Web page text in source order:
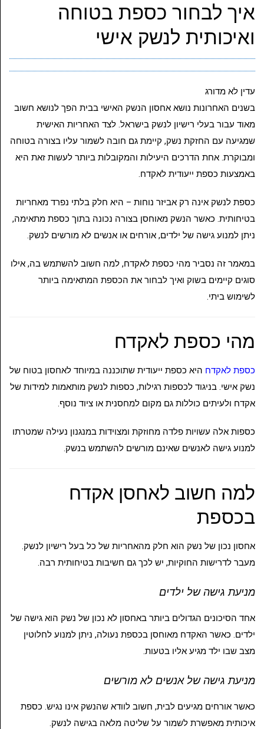
איך לבחור כספת בטוחה
ואיכותית לנשק אישי
עדין לא מדורג
בשנים האחרונות נושא אחסון הנשק האישי בבית הפך לנושא חשוב
מאוד עבור בעלי רישיון לנשק בישראל. לצד האחריות האישית
שמגיעה עם החזקת נשק, קיימת גם חובה לשמור עליו בצורה בטוחה
ומבוקרת. אחת הדרכים היעילות והמקובלות ביותר לעשות זאת היא
באמצעות כספת ייעודית לאקדח.
כספת לנשק אינה רק אביזר נוחות – היא חלק בלתי נפרד מאחריות
בטיחותית. כאשר הנשק מאוחסן בצורה נכונה בתוך כספת מתאימה,
ניתן למנוע גישה של ילדים, אורחים או אנשים לא מורשים לנשק.
במאמר זה נסביר מהי כספת לאקדח, למה חשוב להשתמש בה, אילו
סוגים קיימים בשוק ואיך לבחור את הכספת המתאימה ביותר
לשימוש ביתי.
מהי כספת לאקדח
כספת לאקדח היא כספת ייעודית שתוכננה במיוחד לאחסון בטוח של
נשק אישי. בניגוד לכספות רגילות, כספות לנשק מותאמות למידות של
אקדח ולעיתים כוללות גם מקום למחסנית או ציוד נוסף.
כספות אלה עשויות פלדה מחוזקת ומצוידות במנגנון נעילה שמטרתו
למנוע גישה לאנשים שאינם מורשים להשתמש בנשק.
למה חשוב לאחסן אקדח
בכספת
אחסון נכון של נשק הוא חלק מהאחריות של כל בעל רישיון לנשק.
מעבר לדרישות החוקיות, יש לכך גם חשיבות בטיחותית רבה.
מניעת גישה של ילדים
אחד הסיכונים הגדולים ביותר באחסון לא נכון של נשק הוא גישה של
ילדים. כאשר האקדח מאוחסן בכספת נעולה, ניתן למנוע לחלוטין
מצב שבו ילד מגיע אליו בטעות.
מניעת גישה של אנשים לא מורשים
כאשר אורחים מגיעים לבית, חשוב לוודא שהנשק אינו נגיש. כספת
איכותית מאפשרת לשמור על שליטה מלאה בגישה לנשק.